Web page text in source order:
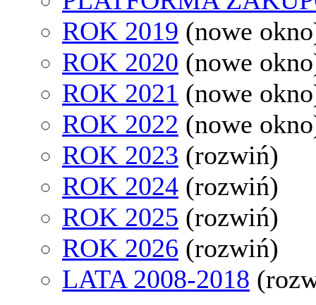
ROK 2019 (nowe
ROK 2020 (nowe
ROK 2021 (nowe
ROK 2022 (nowe
ROK 2023 (rozwiń)
ROK 2024 (rozwiń)
ROK 2025 (rozwiń)
ROK 2026 (rozwiń)
LATA 2008-2018